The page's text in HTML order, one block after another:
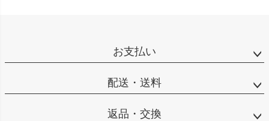
お支払い
配送・送料
返品・交換